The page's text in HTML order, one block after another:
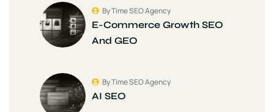
E-Commerce Growth SEO
And GEO
By Time SEO Agency
AI SEO
By Time SEO Agency